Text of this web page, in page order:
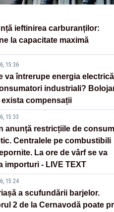
ieftinirea carburanților:
la capacitate maximă
15:36
va întrerupe energia
industriali?
exista compensații
15:33
anunță restricțiile de consum
Centralele pe combustibili
La ore de vârf se va
importuri - LIVE TEXT
15:24
a scufundării barjelor.
2 de la Cernavodă poate